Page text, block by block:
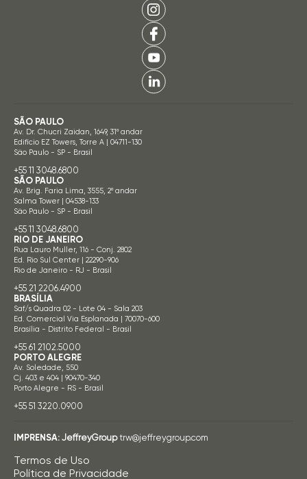
SÃO PAULO
Av. Dr. Chucri Zaidan, 1649, 31º andar
Edifício EZ Towers, Torre A | 04711-130
São Paulo - SP - Brasil
+55 11 3048.6800
SÃO PAULO
Av. Brig. Faria Lima, 3555, 2º andar
Salma Tower | 04538-133
São Paulo - SP - Brasil
+55 11 3048.6800
RIO DE JANEIRO
Rua Lauro Muller, 116 - Conj. 2802
Ed. Rio Sul Center | 22290-906
Rio de Janeiro - RJ - Brasil
+55 21 2206.4900
BRASÍLIA
Saf/s Quadra 02 - Lote 04 - Sala 203
Ed. Comercial Via Esplanada | 70070-600
Brasília - Distrito Federal - Brasil
+55 61 2102.5000
PORTO ALEGRE
Av. Soledade, 550
Cj. 403 e 404 | 90470-340
Porto Alegre - RS - Brasil
+55 51 3220.0900
IMPRENSA: JeffreyGroup trw@jeffreygroup.com
Termos de Uso
Política de Privacidade